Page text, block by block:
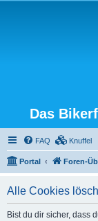
Das
FAQ Knuffel
Portal Foren-
Alle Cookies
Bist du dir sicher, dass